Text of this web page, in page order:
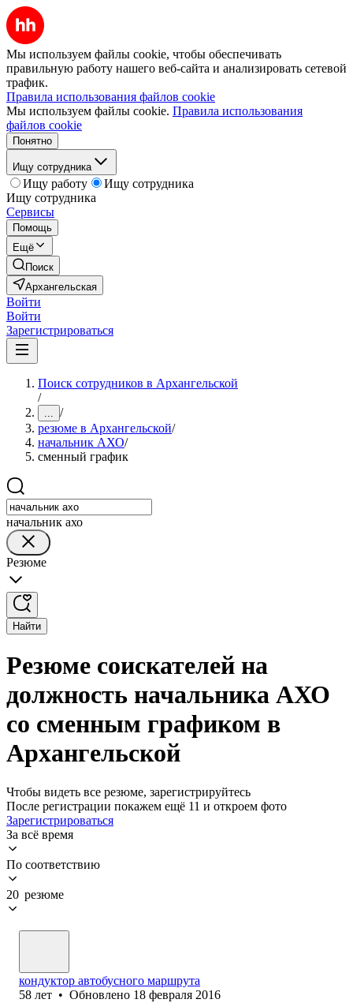
Мы используем файлы cookie, чтобы обеспечивать
правильную работу нашего веб-сайта и анализировать сетевой
трафик.
Правила использования файлов cookie
Мы используем файлы cookie. Правила использования
файлов cookie
Понятно
Ищу сотрудника
Ищу работу
Ищу сотрудника
Ищу сотрудника
Сервисы
Помощь
Ещё
Поиск
Архангельская
Войти
Войти
Зарегистрироваться
Поиск сотрудников в Архангельской
/
... /
резюме в Архангельской/
начальник АХО/
сменный график
начальник ахо
Резюме
Найти
Резюме соискателей на
должность начальника АХО
со сменным графиком в
Архангельской
Чтобы видеть все резюме, зарегистрируйтесь
После регистрации покажем ещё 11 и откроем фото
Зарегистрироваться
За всё время
По соответствию
20 резюме
кондуктор автобусного маршрута
58 лет • Обновлено 18 февраля 2016